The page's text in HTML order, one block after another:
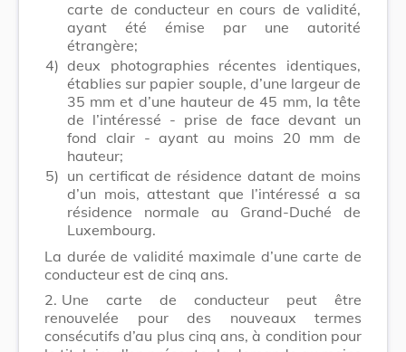
carte de conducteur en cours de validité,
ayant été émise par une autorité
étrangère;
4) deux photographies récentes identiques,
établies sur papier souple, d’une largeur de
35 mm et d’une hauteur de 45 mm, la tête
de l’intéressé - prise de face devant un
fond clair - ayant au moins 20 mm de
hauteur;
5) un certificat de résidence datant de moins
d’un mois, attestant que l’intéressé a sa
résidence normale au Grand-Duché de
Luxembourg.
La durée de validité maximale d’une carte de
conducteur est de cinq ans.
2. Une carte de conducteur peut être
renouvelée pour des nouveaux termes
consécutifs d’au plus cinq ans, à condition pour